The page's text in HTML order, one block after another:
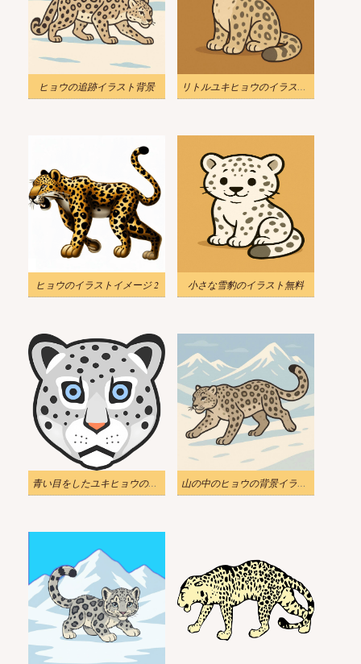
ヒョウの追跡イラスト背景 リトルユキヒョウのイラストダウンロード
ヒョウのイラストイメージ 2 小さな雪豹のイラスト無料
青い目をしたユキヒョウの顔のイラスト 山の中のヒョウの背景イラスト